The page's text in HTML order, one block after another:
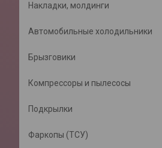
Накладки, молдинги
Автомобильные холодильники
Брызговики
Компрессоры и пылесосы
Подкрылки
Фаркопы (ТСУ)